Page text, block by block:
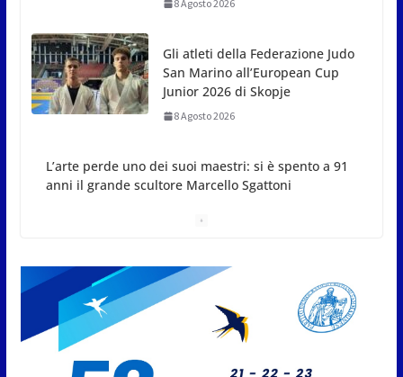
8 Agosto 2026
L’arte perde uno dei suoi
maestri: si è spento a 91 anni il
grande scultore Marcello
Sgattoni
A Oltremare 2.0 a Riccione in migliaia per
San Marino Academy.
Femminile: quattro Primavera
aggregate alla Prima Squadra